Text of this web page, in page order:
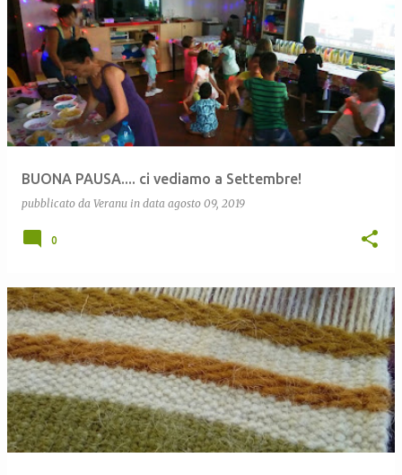
BUONA PAUSA.... ci vediamo a Settembre!
pubblicato da Veranu in data agosto 09, 2019
0